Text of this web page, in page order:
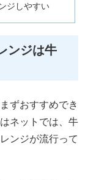
ジしやすい
ンジは牛
ずおすすめでき
ネットでは、牛
ンジが流行って